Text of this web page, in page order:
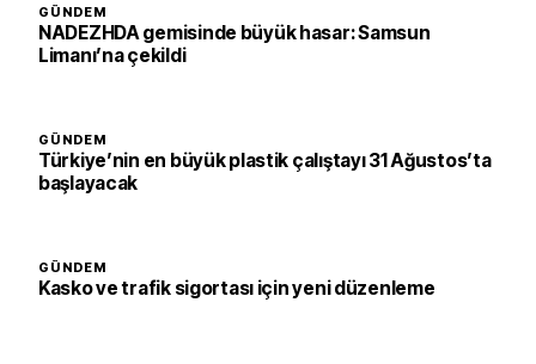
GÜNDEM
NADEZHDA gemisinde büyük hasar: Samsun
Limanı’na çekildi
GÜNDEM
Türkiye’nin en büyük plastik çalıştayı 31 Ağustos’ta
başlayacak
GÜNDEM
Kasko ve trafik sigortası için yeni düzenleme